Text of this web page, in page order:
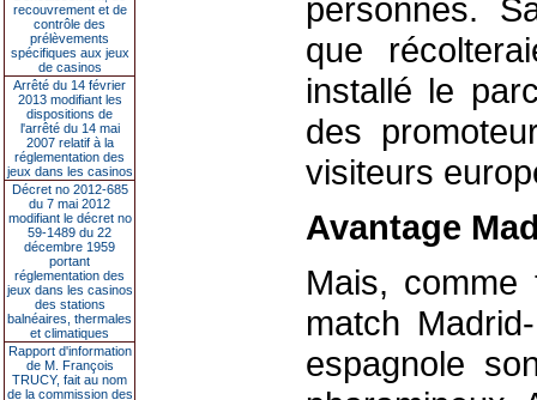
recouvrement et de
contrôle des
prélèvements
spécifiques aux jeux
de casinos
Arrêté du 14 février
2013 modifiant les
dispositions de
l'arrêté du 14 mai
2007 relatif à la
réglementation des
jeux dans les casinos
Décret no 2012-685
du 7 mai 2012
modifiant le décret no
59-1489 du 22
décembre 1959
portant
réglementation des
jeux dans les casinos
des stations
balnéaires, thermales
et climatiques
Rapport d'information
de M. François
TRUCY, fait au nom
de la commission des
personnes.
que
installé le
des
visiteurs
Avantage
Mais,
match
espagnole